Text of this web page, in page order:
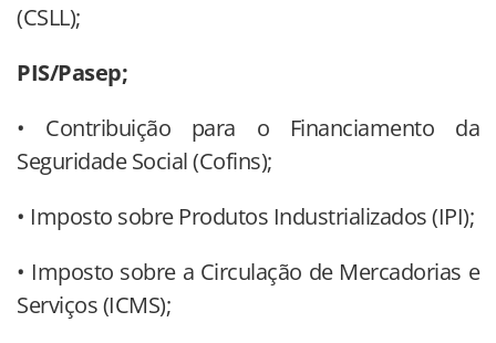
(CSLL);
PIS/Pasep;
• Contribuição para o Financiamento da
Seguridade Social (Cofins);
• Imposto sobre Produtos Industrializados (IPI);
• Imposto sobre a Circulação de Mercadorias e
Serviços (ICMS);